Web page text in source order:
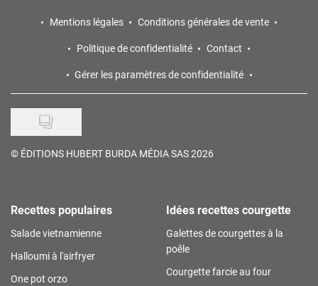
Mentions légales
Conditions générales de vente
Politique de confidentialité
Contact
Gérer les paramètres de confidentialité
© ÉDITIONS HUBERT BURDA MÉDIA SAS 2026
Recettes populaires
Salade vietnamienne
Halloumi à l'airfryer
One pot orzo
Idées recettes courgette
Galettes de courgettes à la
poêle
Courgette farcie au four